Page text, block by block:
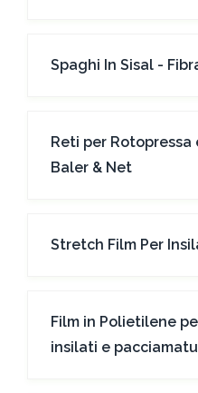
Spaghi In Sisal -
Reti per
Baler & Net
Stretch Film Per
Film in Polietilene
insilati e